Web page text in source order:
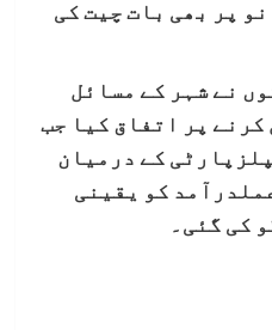
پر بھی بات چیت کی
نے شہر کے مسائل
پر اتفاق کیا جب
کے درمیان
کو یقینی
کی گئی۔